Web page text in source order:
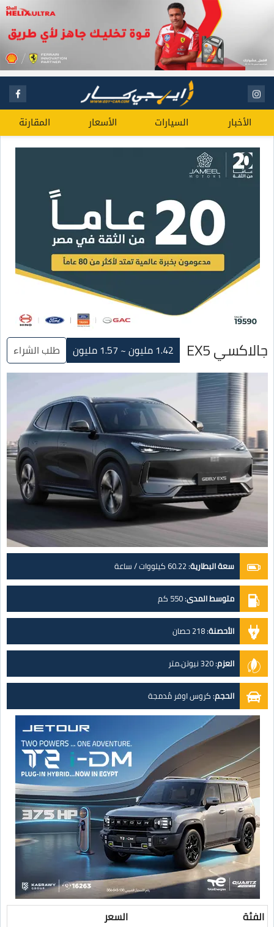
الأخبار السيارات الأسعار المقارنة
جالاكسي EX5 1.42 مليون ~ 1.57 مليون طلب الشراء
سعة البطارية:60.22 كيلووات / ساعة
متوسط المدى:550 كم
الأحصنة:218 حصان
العزم:320 نيوتن.متر
الحجم:كروس اوفر مُدمجة
الفئة
السعر